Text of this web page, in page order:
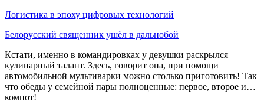
Логистика в эпоху цифровых технологий
Белорусский священник ушёл в дальнобой
Кстати, именно в командировках у девушки раскрылся
кулинарный талант. Здесь, говорит она, при помощи
автомобильной мультиварки можно столько приготовить! Так
что обеды у семейной пары полноценные: первое, второе и…
компот!